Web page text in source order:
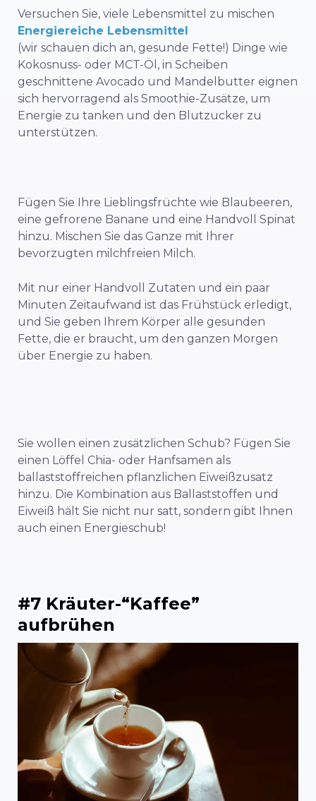
Versuchen Sie, viele Lebensmittel zu mischen
Energiereiche Lebensmittel
(wir schauen dich an, gesunde Fette!) Dinge wie
Kokosnuss- oder MCT-Öl, in Scheiben
geschnittene Avocado und Mandelbutter eignen
sich hervorragend als Smoothie-Zusätze, um
Energie zu tanken und den Blutzucker zu
unterstützen.
Fügen Sie Ihre Lieblingsfrüchte wie Blaubeeren,
eine gefrorene Banane und eine Handvoll Spinat
hinzu. Mischen Sie das Ganze mit Ihrer
bevorzugten milchfreien Milch.
Mit nur einer Handvoll Zutaten und ein paar
Minuten Zeitaufwand ist das Frühstück erledigt,
und Sie geben Ihrem Körper alle gesunden
Fette, die er braucht, um den ganzen Morgen
über Energie zu haben.
Sie wollen einen zusätzlichen Schub? Fügen Sie
einen Löffel Chia- oder Hanfsamen als
ballaststoffreichen pflanzlichen Eiweißzusatz
hinzu. Die Kombination aus Ballaststoffen und
Eiweiß hält Sie nicht nur satt, sondern gibt Ihnen
auch einen Energieschub!
#7 Kräuter-“Kaffee”
aufbrühen